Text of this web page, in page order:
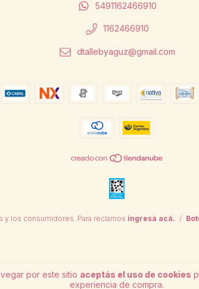
por este sitio aceptás el uso de cookies
experiencia de compra.
5491162466910
1162466910
dtallebyaguz@gmail.com
y los consumidores. Para reclamos ingresá acá. /